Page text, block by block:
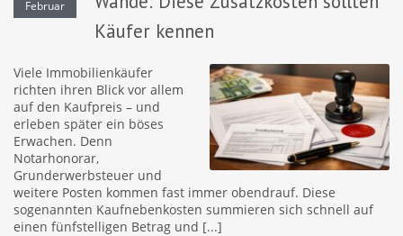
Februar
Käufer kennen
Viele Immobilienkäufer
richten ihren Blick vor allem
auf den Kaufpreis – und
erleben später ein böses
Erwachen. Denn
Notarhonorar,
Grunderwerbsteuer und
weitere Posten kommen fast immer obendrauf. Diese
sogenannten Kaufnebenkosten summieren sich schnell auf
einen fünfstelligen Betrag und [...]